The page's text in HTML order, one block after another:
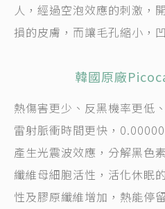
人，經過空泡效應的刺激，
損的皮膚，而讓毛孔縮小，
韓國原廠
熱傷害更少、反黑機率更低
雷射脈衝時間更快，
產生光震波效應，分解黑色
纖維母細胞活性，活化休眠
性及膠原纖維增加，熱能停